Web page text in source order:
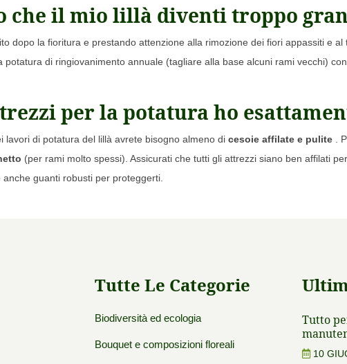
che il mio lillà diventi troppo
dopo la fioritura e prestando attenzione alla rimozione dei fiori appassiti e
potatura di ringiovanimento annuale (tagliare alla base alcuni rami vecchi)
per la potatura ho
lavori di potatura del lillà avrete bisogno almeno di cesoie affilate e pulite .
(per rami molto spessi). Assicurati che tutti gli attrezzi siano ben affilati
guanti robusti per proteggerti.
Tutte Le Categorie
Biodiversità ed ecologia
Bouquet e composizioni floreali
Tutto
10